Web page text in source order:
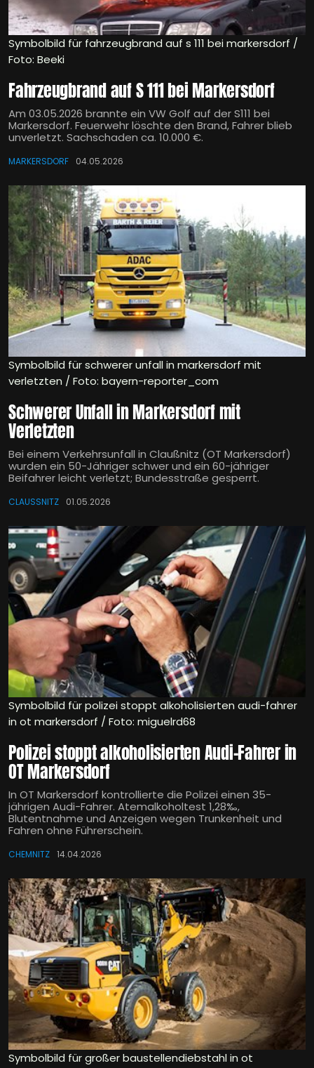
Symbolbild für fahrzeugbrand auf s 111 bei markersdorf /
Foto: Beeki
Fahrzeugbrand auf S 111 bei Markersdorf
Am 03.05.2026 brannte ein VW Golf auf der S111 bei
Markersdorf. Feuerwehr löschte den Brand, Fahrer blieb
unverletzt. Sachschaden ca. 10.000 €.
MARKERSDORF 04.05.2026
Symbolbild für schwerer unfall in markersdorf mit
verletzten / Foto: bayern-reporter_com
Schwerer Unfall in Markersdorf mit
Verletzten
Bei einem Verkehrsunfall in Claußnitz (OT Markersdorf)
wurden ein 50-Jähriger schwer und ein 60-jähriger
Beifahrer leicht verletzt; Bundesstraße gesperrt.
CLAUSSNITZ 01.05.2026
Symbolbild für polizei stoppt alkoholisierten audi-fahrer
in ot markersdorf / Foto: miguelrd68
Polizei stoppt alkoholisierten Audi-Fahrer in
OT Markersdorf
In OT Markersdorf kontrollierte die Polizei einen 35-
jährigen Audi-Fahrer. Atemalkoholtest 1,28‰,
Blutentnahme und Anzeigen wegen Trunkenheit und
Fahren ohne Führerschein.
CHEMNITZ 14.04.2026
Symbolbild für großer baustellendiebstahl in ot